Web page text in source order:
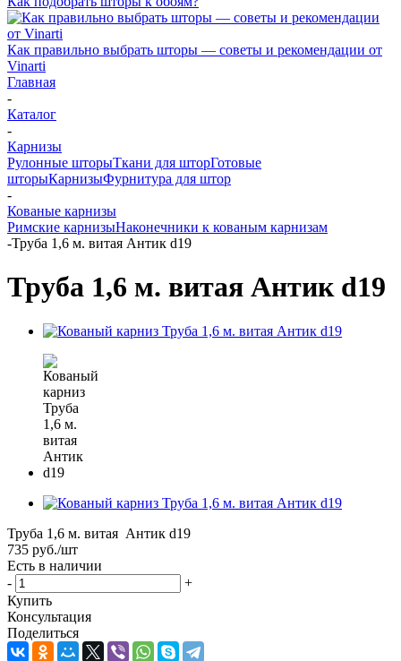
Как правильно выбрать шторы — советы и рекомендации от
Vinarti
Главная
-
Каталог
-
Карнизы
Рулонные шторыТкани для шторГотовые
шторыКарнизыФурнитура для штор
-
Кованые карнизы
Римские карнизыНаконечники к кованым карнизам
-Труба 1,6 м. витая Антик d19
Труба 1,6 м. витая Антик d19
Труба 1,6 м. витая Антик d19
735 руб./шт
Есть в наличии
-
+
Купить
Консультация
Поделиться